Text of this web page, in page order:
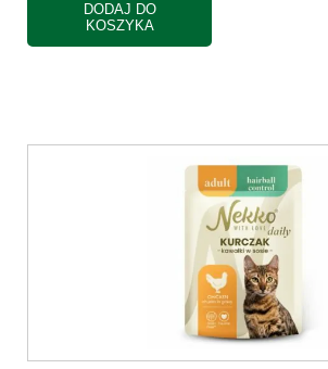
DODAJ DO
KOSZYKA